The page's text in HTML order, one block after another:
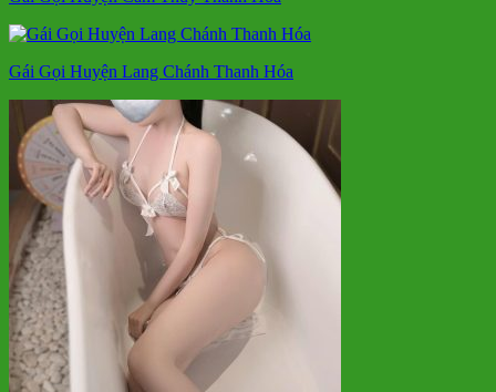
Gái Gọi Huyện Lang Chánh Thanh Hóa